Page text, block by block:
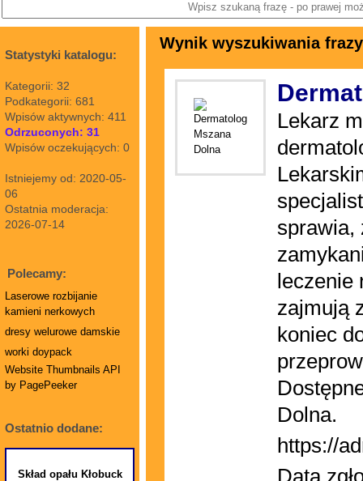
Statystyki katalogu:
Kategorii: 32
Podkategorii: 681
Wpisów aktywnych: 411
Odrzuconych: 31
Wpisów oczekujących: 0
Istniejemy od: 2020-05-
06
Ostatnia moderacja:
2026-07-14
Polecamy:
Laserowe rozbijanie
kamieni nerkowych
dresy welurowe damskie
worki doypack
Website Thumbnails API
by PagePeeker
Ostatnio dodane:
Skład opału Kłobuck
Wynik wyszukiwania
Lekarz
sprawia,
leczenie
zajmują
koniec
Dolna.
https://
Data